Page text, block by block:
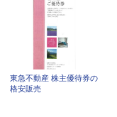
東急不動産 株主優待券の
格安販売